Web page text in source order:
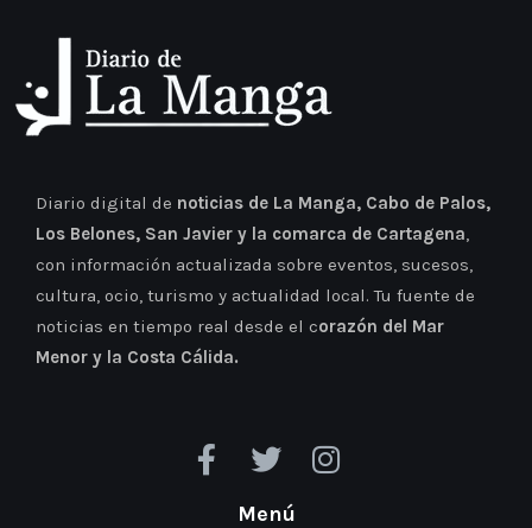
Diario digital de noticias de La Manga, Cabo de Palos,
Los Belones, San Javier y la comarca de Cartagena,
con información actualizada sobre eventos, sucesos,
cultura, ocio, turismo y actualidad local. Tu fuente de
noticias en tiempo real desde el corazón del Mar
Menor y la Costa Cálida.
Menú